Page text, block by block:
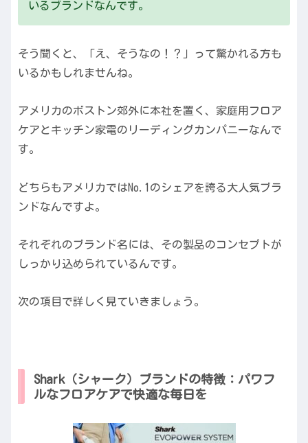
いるブランドなんです。
そう聞くと、「え、そうなの！？」って驚かれる方も
いるかもしれませんね。
アメリカのボストン郊外に本社を置く、家庭用フロア
ケアとキッチン家電のリーディングカンパニーなんで
す。
どちらもアメリカではNo.1のシェアを誇る大人気ブラ
ンドなんですよ。
それぞれのブランド名には、その製品のコンセプトが
しっかり込められているんです。
次の項目で詳しく見ていきましょう。
Shark（シャーク）ブランドの特徴：パワフ
ルなフロアケアで快適な毎日を